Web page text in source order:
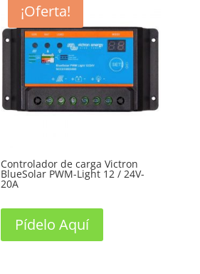
¡Oferta!
Controlador de carga Victron
BlueSolar PWM-Light 12 / 24V-
20A
Pídelo Aquí